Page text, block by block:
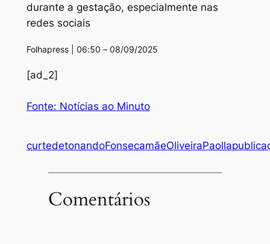
durante a gestação, especialmente nas
redes sociais
Folhapress | 06:50 – 08/09/2025
[ad_2]
Fonte: Notícias ao Minuto
curtedetonandoFonsecamãeOliveiraPaolla
Comentários